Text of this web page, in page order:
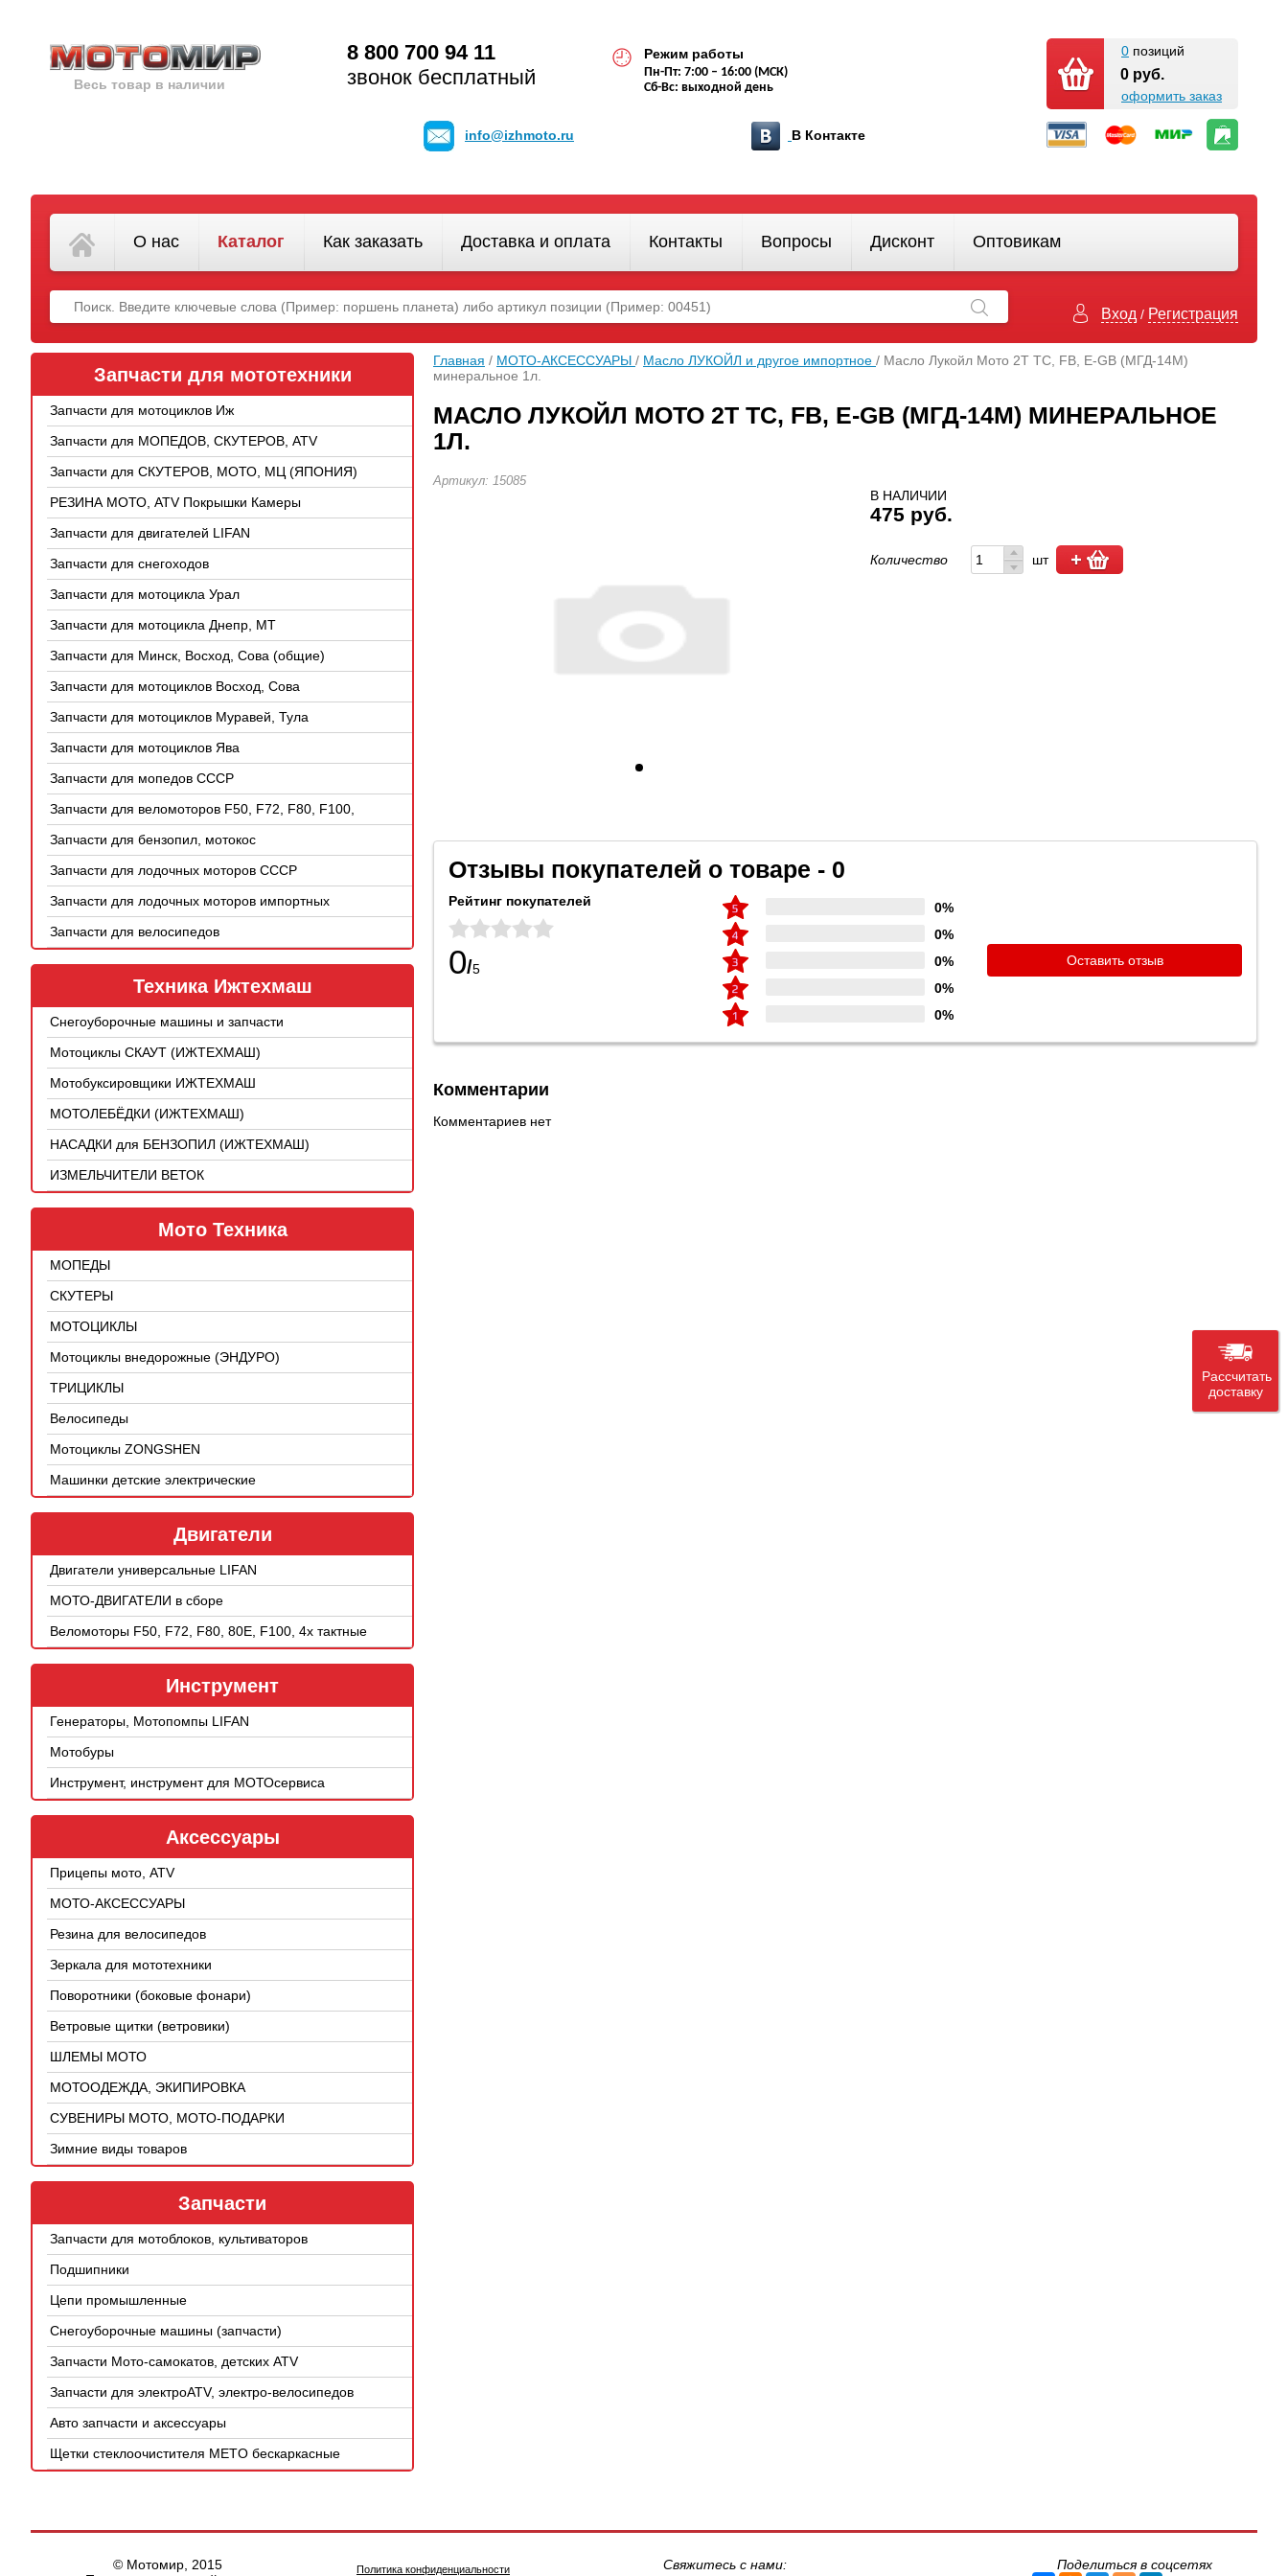
Весь товар в наличии
8 800 700 94 11
звонок бесплатный
Режим работы
Пн-Пт: 7:00 – 16:00 (МСК)
Сб-Вс: выходной день
0 позиций
0 руб.
оформить заказ
info@izhmoto.ru В Контакте
О нас Каталог Как заказать Доставка и оплата Контакты Вопросы Дисконт Оптовикам
Вход / Регистрация
Запчасти для мототехники
Запчасти для мотоциклов Иж
Запчасти для МОПЕДОВ, СКУТЕРОВ, ATV
(КИТАЙ)
Запчасти для СКУТЕРОВ, МОТО, МЦ (ЯПОНИЯ)
РЕЗИНА МОТО, ATV Покрышки Камеры
Запчасти для двигателей LIFAN
Запчасти для снегоходов
Запчасти для мотоцикла Урал
Запчасти для мотоцикла Днепр, МТ
Запчасти для Минск, Восход, Сова (общие)
Запчасти для мотоциклов Восход, Сова
Запчасти для мотоциклов Муравей, Тула
Запчасти для мотоциклов Ява
Запчасти для мопедов СССР
Запчасти для веломоторов F50, F72, F80, F100,
4Т
Запчасти для бензопил, мотокос
Запчасти для лодочных моторов СССР
Запчасти для лодочных моторов импортных
Запчасти для велосипедов
Техника Ижтехмаш
Снегоуборочные машины и запчасти
Мотоциклы СКАУТ (ИЖТЕХМАШ)
Мотобуксировщики ИЖТЕХМАШ
МОТОЛЕБЁДКИ (ИЖТЕХМАШ)
НАСАДКИ для БЕНЗОПИЛ (ИЖТЕХМАШ)
ИЗМЕЛЬЧИТЕЛИ ВЕТОК
Мото Техника
МОПЕДЫ
СКУТЕРЫ
МОТОЦИКЛЫ
Мотоциклы внедорожные (ЭНДУРО)
ТРИЦИКЛЫ
Велосипеды
Мотоциклы ZONGSHEN
Машинки детские электрические
Двигатели
Двигатели универсальные LIFAN
МОТО-ДВИГАТЕЛИ в сборе
Веломоторы F50, F72, F80, 80E, F100, 4х тактные
Инструмент
Генераторы, Мотопомпы LIFAN
Мотобуры
Инструмент, инструмент для МОТОсервиса
Аксессуары
Прицепы мото, ATV
МОТО-АКСЕССУАРЫ
Резина для велосипедов
Зеркала для мототехники
Поворотники (боковые фонари)
Ветровые щитки (ветровики)
ШЛЕМЫ МОТО
МОТООДЕЖДА, ЭКИПИРОВКА
СУВЕНИРЫ МОТО, МОТО-ПОДАРКИ
Зимние виды товаров
Запчасти
Запчасти для мотоблоков, культиваторов
Подшипники
Цепи промышленные
Снегоуборочные машины (запчасти)
Запчасти Мото-самокатов, детских ATV
Запчасти для электроATV, электро-велосипедов
Авто запчасти и аксессуары
Щетки стеклоочистителя METO бескаркасные
Главная / МОТО-АКСЕССУАРЫ / Масло ЛУКОЙЛ и другое импортное / Масло Лукойл Мото 2Т ТС, FB, E-GB (МГД-14М)
минеральное 1л.
МАСЛО ЛУКОЙЛ МОТО 2Т ТС, FB, E-GB (МГД-14М) МИНЕРАЛЬНОЕ
1Л.
Артикул: 15085
В НАЛИЧИИ
475 руб.
Количество шт
Отзывы покупателей о товаре - 0
Рейтинг покупателей
0/5
0%
0%
0%
0%
0%
Оставить отзыв
Комментарии
Комментариев нет
© Мотомир, 2015
Политика конфиденциальности Свяжитесь с нами: Поделиться в соцсетях
Рассчитать
доставку